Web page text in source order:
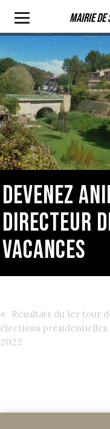
Mairie de
DEVENEZ
DIRECTEUR
VACANCES
«
Résultats du 1er tour
élections présidentielles
2022